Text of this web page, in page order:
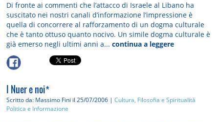
Di fronte ai commenti che l’attacco di Israele al Libano ha
suscitato nei nostri canali d’informazione l’impressione è
quella di concorrere al rafforzamento di un dogma culturale
che è tanto ottuso quanto nocivo. Un simile dogma culturale è
già emerso negli ultimi anni a...continua a leggere
I Nuer e noi*
Scritto da: Massimo Fini il 25/07/2006 |Cultura, Filosofia e Spiritualità
Politica e Informazione